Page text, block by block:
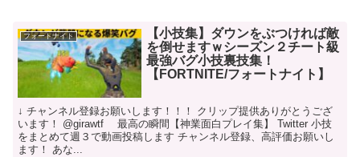
フォートナイト
【小技集】ダウンをぶつければ敵
を倒せますｗシーズン２チート級
最強バグ小技裏技集！
【FORTNITE/フォートナイト】
↓ チャンネル登録お願いします！！！ クリップ提供ありがとうござ
います！ @girawtf 最高の瞬間【神業面白プレイ集】 Twitter 小技
をまとめて週３で動画投稿します チャンネル登録、高評価お願いし
ます！ あな...